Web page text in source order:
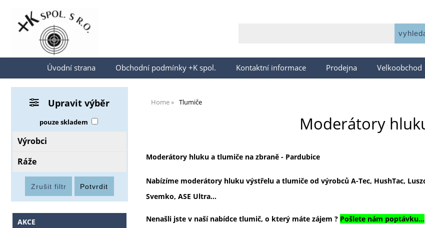
Přihlásit se
Úvodní strana Obchodní podmínky +K spol. Kontaktní informace Prodejna Velkoobchod
Home Tlumiče
Moderátory
Moderátory hluku a tlumiče na zbraně - Pardubice
Nabízíme moderátory hluku výstřelu a tlumiče od výrobců A-Tec, HushTac,
Svemko, ASE Ultra...
Nenašli jste v naší nabídce tlumič, o který máte zájem ? Pošlete nám poptávku...
Upravit výběr
pouze skladem
Výrobci
Ráže
AKCE